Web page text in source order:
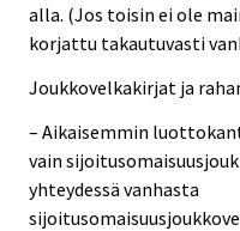
alla. (Jos toisin ei ole
korjattu takautuvasti
Joukkovelkakirjat ja
– Aikaisemmin
vain
yhteydessä vanhasta